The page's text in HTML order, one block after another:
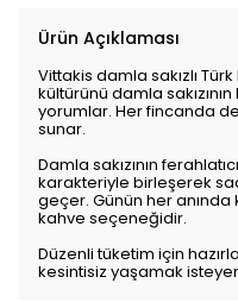
Ürün Açıklaması
Vittakis damla sakızlı
kültürünü damla
yorumlar. Her fincanda
sunar.
Damla sakızının
karakteriyle birleşerek
geçer. Günün her
kahve seçeneğidir.
Düzenli tüketim için
kesintisiz yaşamak